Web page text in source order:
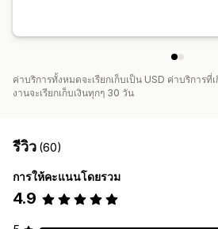
ค่าบริการทั้งหมดจะเรียกเก็บเป็น USD ค่าบริการ
งานจะเรียกเก็บเงินทุกๆ 30 วัน
รีวิว (60)
การให้คะแนนโดยรวม
4.9